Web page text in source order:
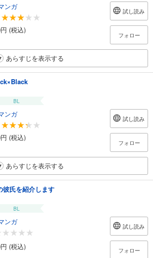
ンガ
(税込)
試し読み
フォロー
あらすじを表示する
BL
ンガ
(税込)
試し読み
フォロー
あらすじを表示する
彼氏を紹介します
BL
ンガ
(税込)
試し読み
フォロー